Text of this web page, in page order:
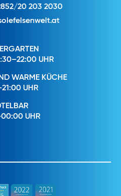
20 203 2030
UHR
WARME KÜCHE
UHR
UHR